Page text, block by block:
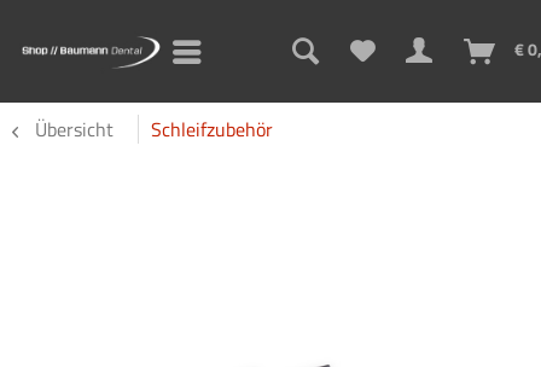
€
Übersicht Schleifzubehör